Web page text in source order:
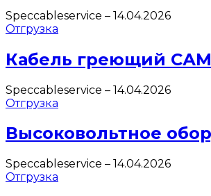
Speccableservice – 14.04.2026
Отгрузка
Кабель греющий
Speccableservice – 14.04.2026
Отгрузка
Высоковольтное
Speccableservice – 14.04.2026
Отгрузка